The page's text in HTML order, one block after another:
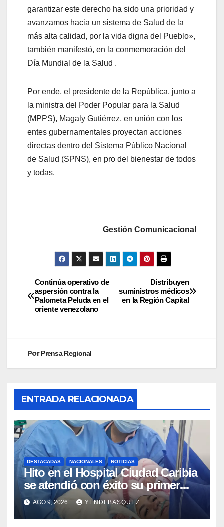
garantizar este derecho ha sido una prioridad y
avanzamos hacia un sistema de Salud de la
más alta calidad, por la vida digna del Pueblo»,
también manifestó, en la conmemoración del
Día Mundial de la Salud .
Por ende, el presidente de la República, junto a
la ministra del Poder Popular para la Salud
(MPPS), Magaly Gutiérrez, en unión con los
entes gubernamentales proyectan acciones
directas dentro del Sistema Público Nacional
de Salud (SPNS), en pro del bienestar de todos
y todas.
Gestión Comunicacional
Distribuyen
suministros médicos
en la Región Capital
Continúa operativo de
aspersión contra la
Palometa Peluda en el
oriente venezolano
PorPrensa Regional
ENTRADA RELACIONADA
DESTACADAS NACIONALES NOTICIAS
Hito en el Hospital Ciudad Caribia
se atendió con éxito su primer
parto gemelar
AGO 9, 2026 YENDI BASQUEZ